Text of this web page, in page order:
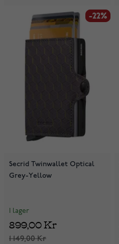
-22%
-22%
Secrid Twinwallet Optical
Grey-Yellow
I lager
1 149,00 Kr
899,00 Kr